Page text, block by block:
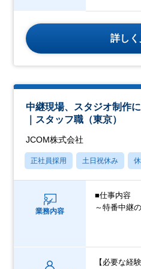
詳しく
中継現場、スタジオ制作
｜スタッフ職（東京）
JCOM株式会社
正社員採用 土日祝休み
業務内容
■仕事内容
～特番中継
【必要な経